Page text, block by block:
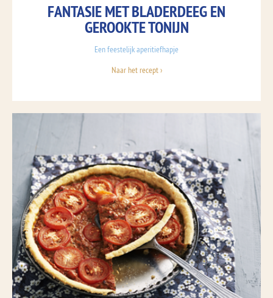
FANTASIE MET BLADERDEEG EN
GEROOKTE TONIJN
Een feestelijk aperitiefhapje
Naar het recept ›